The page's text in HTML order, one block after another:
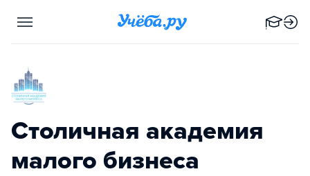
Столичная академия
малого бизнеса